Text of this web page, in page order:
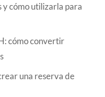
y cómo utilizarla para
cómo convertir
una reserva de